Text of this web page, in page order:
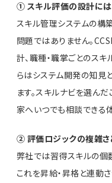
① スキル評価の設計には
スキル管理システムの構
問題ではありません。
計、職種・職掌ごとのス
らはシステム開発の知見
ます。スキルナビを選ん
家へいつでも相談できる
② 評価ロジックの複雑さ
弊社では習得スキルの個
これを昇給・昇格と連動